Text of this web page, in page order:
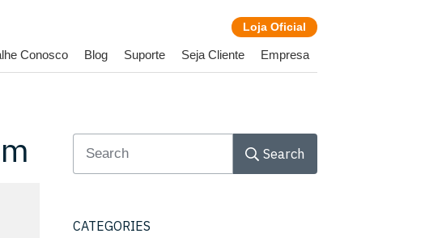
Loja Oficial
Conosco Blog Suporte Seja Cliente Empresa
Search
CATEGORIES